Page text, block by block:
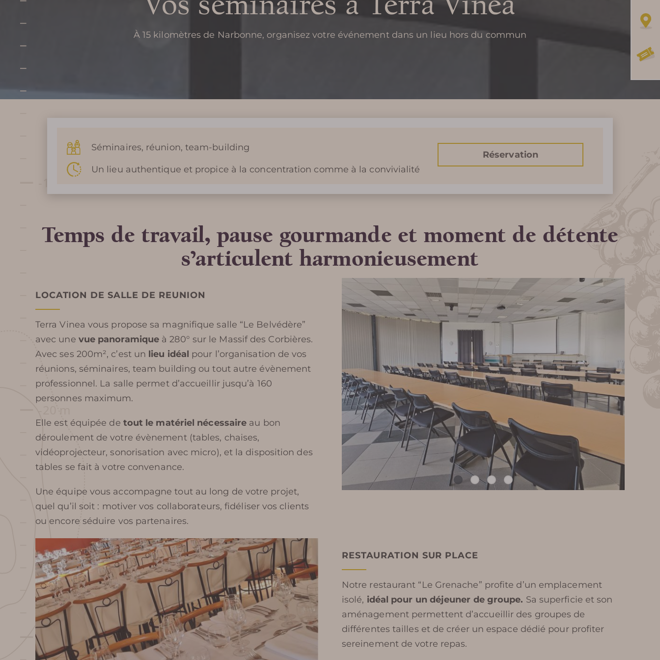
À 15 kilomètres de Narbonne, organisez votre événement dans un lieu hors du commun
Séminaires, réunion, team-building
Un lieu authentique et propice à la concentration comme à la convivialité
Réservation
Temps de travail, pause gourmande et moment de détente
s’articulent harmonieusement
LOCATION DE SALLE DE REUNION
Terra Vinea vous propose sa magnifique salle “Le Belvédère”
avec une vue panoramique à 280° sur le Massif des Corbières.
Avec ses 200m², c’est un lieu idéal pour l’organisation de vos
réunions, séminaires, team building ou tout autre évènement
professionnel. La salle permet d’accueillir jusqu’à 160
personnes maximum.
Elle est équipée de tout le matériel nécessaire au bon
déroulement de votre évènement (tables, chaises,
vidéoprojecteur, sonorisation avec micro), et la disposition des
tables se fait à votre convenance.
Une équipe vous accompagne tout au long de votre projet,
quel qu’il soit : motiver vos collaborateurs, fidéliser vos clients
ou encore séduire vos partenaires.
RESTAURATION SUR PLACE
Notre restaurant “Le Grenache” profite d’un emplacement
isolé, idéal pour un déjeuner de groupe. Sa superficie et son
aménagement permettent d’accueillir des groupes de
différentes tailles et de créer un espace dédié pour profiter
sereinement de votre repas.